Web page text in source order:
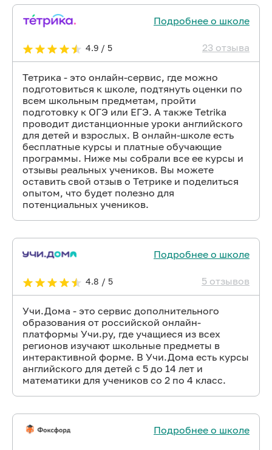
Подробнее о школе
4.9 / 5 23 отзыва
Тетрика - это онлайн-сервис, где можно
подготовиться к школе, подтянуть оценки по
всем школьным предметам, пройти
подготовку к ОГЭ или ЕГЭ. А также Tetrika
проводит дистанционные уроки английского
для детей и взрослых. В онлайн-школе есть
бесплатные курсы и платные обучающие
программы. Ниже мы собрали все ее курсы и
отзывы реальных учеников. Вы можете
оставить свой отзыв о Тетрике и поделиться
опытом, что будет полезно для
потенциальных учеников.
Подробнее о школе
4.8 / 5 5 отзывов
Учи.Дома - это сервис дополнительного
образования от российской онлайн-
платформы Учи.ру, где учащиеся из всех
регионов изучают школьные предметы в
интерактивной форме. В Учи.Дома есть курсы
английского для детей с 5 до 14 лет и
математики для учеников со 2 по 4 класс.
Подробнее о школе